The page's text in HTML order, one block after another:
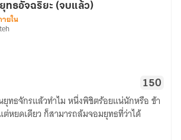
ทธอัจฉริยะ (จบแล้ว)
ยใน
150
ทธจักรแล้วทำไม หนึ่งพิชิตร้อยแน่นักหรือ ข้า
ต่หยดเดียว ก็สามารถล้มจอมยุทธที่ว่าได้